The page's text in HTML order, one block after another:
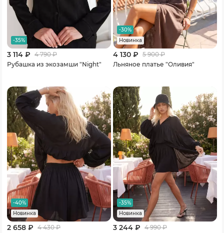
-35%
3 114 ₽ 4 790₽
Рубашка из экозамши "Night"
-30%
Новинка
4 130 ₽ 5 900₽
Льняное платье "Оливия"
-40%
Новинка
2 658 ₽ 4 430₽
-35%
Новинка
3 244 ₽ 4 990₽